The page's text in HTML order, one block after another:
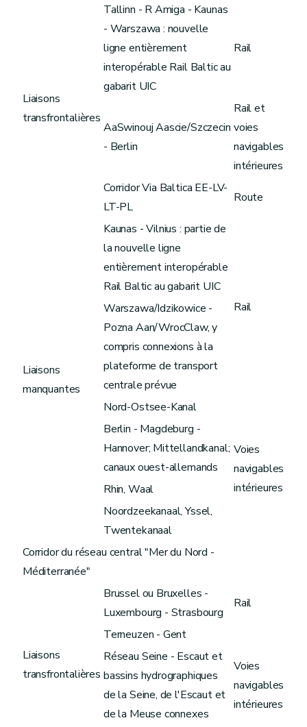
Liaisons
transfrontalières
Tallinn - R Amiga - Kaunas
- Warszawa : nouvelle
ligne entièrement
interopérable Rail Baltic au
gabarit UIC
Rail
AaSwinouj Aascie/Szczecin
- Berlin
Rail et
voies
navigables
intérieures
Corridor Via Baltica EE-LV-
LT-PL
Route
Liaisons
manquantes
Kaunas - Vilnius : partie de
la nouvelle ligne
entièrement interopérable
Rail Baltic au gabarit UIC
Rail
Warszawa/Idzikowice -
Pozna Aan/WrocClaw, y
compris connexions à la
plateforme de transport
centrale prévue
Nord-Ostsee-Kanal
Voies
navigables
intérieures
Berlin - Magdeburg -
Hannover; Mittellandkanal;
canaux ouest-allemands
Rhin, Waal
Noordzeekanaal, Yssel,
Twentekanaal
Corridor du réseau central "Mer du Nord -
Méditerranée"
Liaisons
transfrontalières
Brussel ou Bruxelles -
Luxembourg - Strasbourg
Rail
Terneuzen - Gent
Voies
navigables
intérieures
Réseau Seine - Escaut et
bassins hydrographiques
de la Seine, de l'Escaut et
de la Meuse connexes